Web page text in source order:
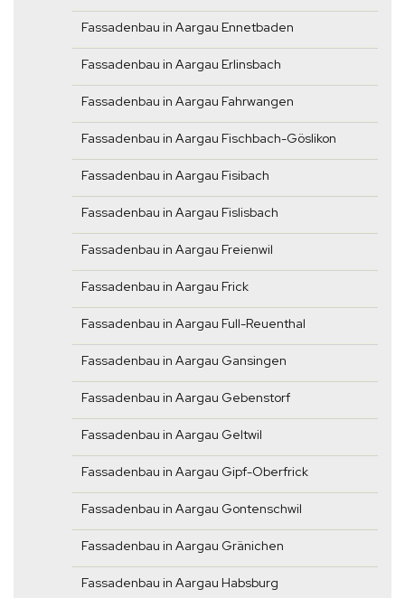
Fassadenbau in Aargau Ennetbaden
Fassadenbau in Aargau Erlinsbach
Fassadenbau in Aargau Fahrwangen
Fassadenbau in Aargau Fischbach-Göslikon
Fassadenbau in Aargau Fisibach
Fassadenbau in Aargau Fislisbach
Fassadenbau in Aargau Freienwil
Fassadenbau in Aargau Frick
Fassadenbau in Aargau Full-Reuenthal
Fassadenbau in Aargau Gansingen
Fassadenbau in Aargau Gebenstorf
Fassadenbau in Aargau Geltwil
Fassadenbau in Aargau Gipf-Oberfrick
Fassadenbau in Aargau Gontenschwil
Fassadenbau in Aargau Gränichen
Fassadenbau in Aargau Habsburg